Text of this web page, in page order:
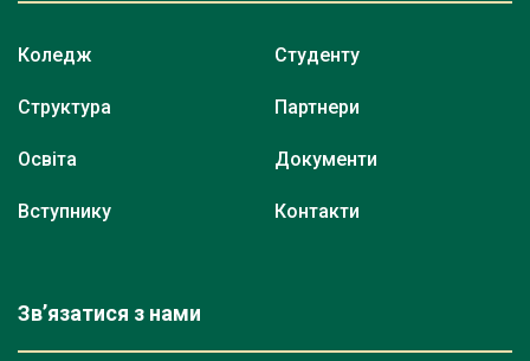
Коледж
Структура
Освіта
Вступнику
Студенту
Партнери
Документи
Контакти
Зв’язатися з нами